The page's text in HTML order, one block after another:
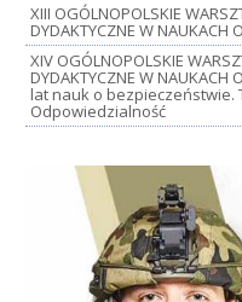
XIII OGÓLNOPOLSKIE
DYDAKTYCZNE W NAUKACH
XIV OGÓLNOPOLSKIE
DYDAKTYCZNE W NAUKACH
lat nauk o bezpieczeństwie.
Odpowiedzialność